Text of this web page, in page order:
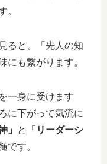
。
ると、「先人の知
にも繋がります。
一身に受けます
に下がって気流に
」 と
「リーダーシ
です。